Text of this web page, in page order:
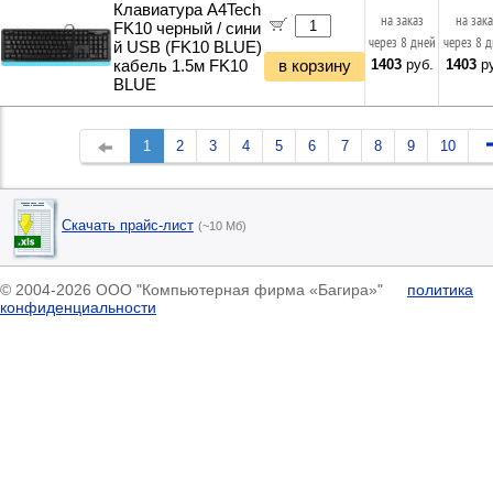
Клавиатура A4Tech
FK10 черный / сини
й USB (FK10 BLUE)
кабель 1.5м FK10
BLUE
в корзину
на заказ
через 8 дней
1403руб.
на
через 8
1403
1 2 3 4 5 6 7 8 9 10
Скачать прайс-лист (~10 Мб)
© 2004-2026 ООО "Компьютерная фирма «Багира»" политика
конфиденциальности